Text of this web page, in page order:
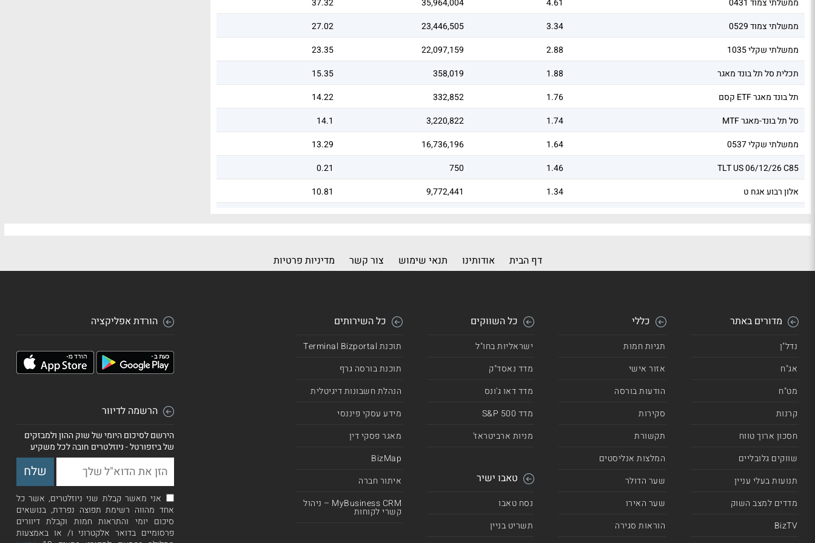
ממשלתי צמוד 0529
3.34
23,446,505
27.02
ממשלתי שקלי 1035
2.88
22,097,159
23.35
תכלית סל תל בונד מאגר
1.88
358,019
15.35
קסם ETF תל בונד מאגר
1.76
332,852
14.22
MTF סל תל בונד-מאגר
1.74
3,220,822
14.1
ממשלתי שקלי 0537
1.64
16,736,196
13.29
TLT US 06/12/26 C85
1.46
750
0.21
אלון רבוע אגח ט
1.34
9,772,441
10.81
דף הבית אודותינו תנאי שימוש צור קשר מדיניות פרטיות
מדורים באתר
נדל"ן
אג"ח
מט"ח
קרנות
חסכון ארוך טווח
שווקים גלובליים
תנועות בעלי עניין
מדדים למצב השוק
BizTV
כללי
תגיות חמות
אזור אישי
הודעות בורסה
סקירות
תקשורת
המלצות אנליסטים
שער הדולר
שער האירו
הוראות סגירה
כל השווקים
ישראליות בחו"ל
מדד נאסד"ק
מדד דאו ג'ונס
מדד 500 S&P
מניות ארביטראז'
טאבו ישיר
נסח טאבו
תשריט בניין
כל השירותים
תוכנת Terminal Bizportal
תוכנת בורסה גרף
הנהלת חשבונות דיגיטלית
מידע עסקי פיננסי
מאגר פסקי דין
BizMap
איתור חברה
MyBusiness CRM – ניהול
קשרי לקוחות
הורדת אפליקציה
הרשמה לדיוור
הירשם לסיכום היומי של שוק ההון ולמבזקים
של ביזפורטל - ניוזלטרים חובה לכל משקיע
אני מאשר קבלת שני ניוזלטרים, אשר כל
אחד מהווה רשימת תפוצה נפרדת, בנושאים
סיכום יומי והתראות חמות וקבלת דיוורים
פרסומיים בדואר אלקטרוני ו/ או באמצעות